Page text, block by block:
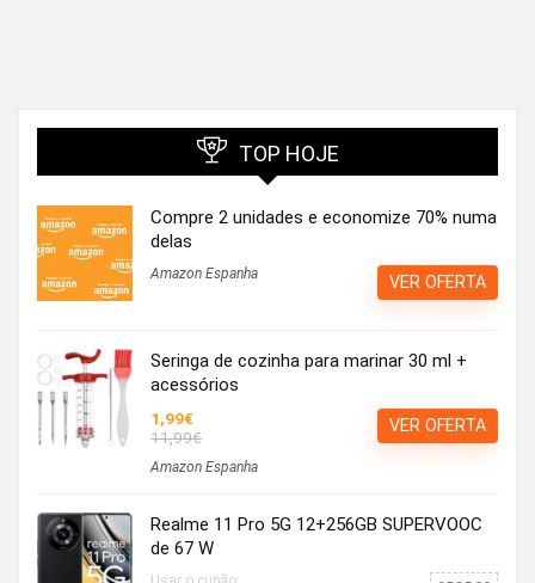
TOP HOJE
Compre 2 unidades e economize 70% numa
delas
Amazon Espanha VER OFERTA
Seringa de cozinha para marinar 30 ml +
acessórios
1,99€
11,99€
Amazon Espanha
VER OFERTA
Realme 11 Pro 5G 12+256GB SUPERVOOC
de 67 W